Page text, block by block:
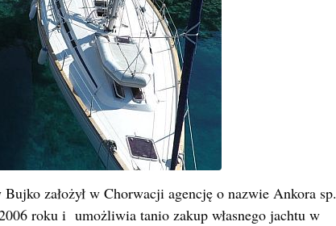
założył w Chorwacji agencję o nazwie Ankora sp.
roku i umożliwia tanio zakup własnego jachtu w